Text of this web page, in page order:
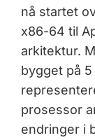
nå startet
x86-64 til
arkitektur.
bygget på
prosessor
endringer i